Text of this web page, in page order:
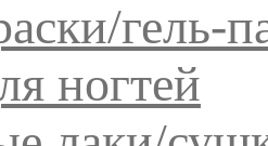
гель-
ногтей